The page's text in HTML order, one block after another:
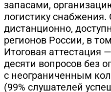
запасами,
логистику
дистанционно,
регионов России, в
Итоговая аттестация
десяти вопросов без
с неограниченным
(99% слушателей